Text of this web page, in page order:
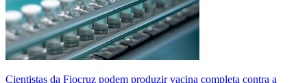
Cientistas da Fiocruz podem produzir vacina completa contra a